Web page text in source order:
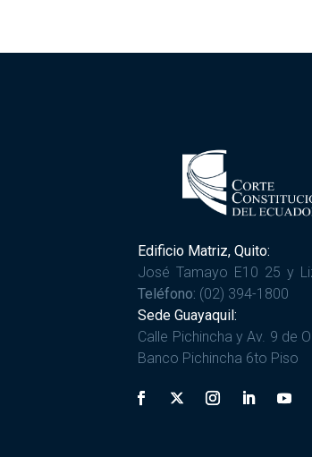
Edificio Matriz, Quito:
José Tamayo E10 25 y
Teléfono: (02) 394-1800
Sede Guayaquil:
Calle Pichincha y Av. 9 de
Banco Pichincha 6to Piso